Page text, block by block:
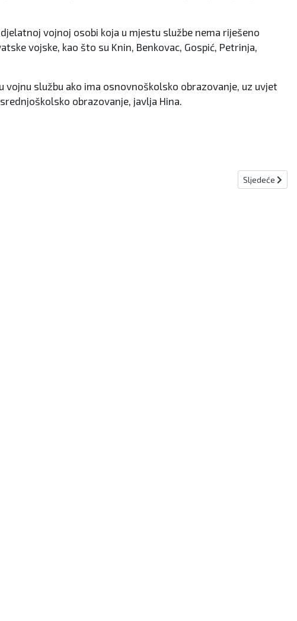
vojnoj osobi koja u mjestu službe nema riješeno
vojske, kao što su Knin, Benkovac, Gospić, Petrinja,
službu ako ima osnovnoškolsko obrazovanje, uz uvjet
obrazovanje, javlja Hina.
Sljedeći
Sljedeće